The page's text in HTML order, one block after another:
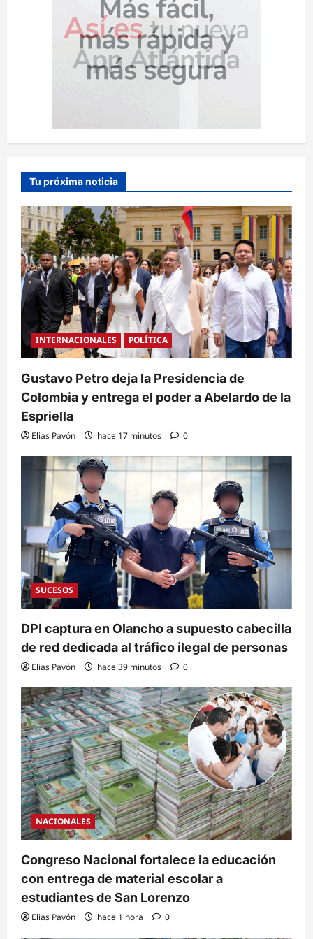
Tu próxima noticia
INTERNACIONALES POLÍTICA
Gustavo Petro deja la Presidencia de
Colombia y entrega el poder a Abelardo de la
Espriella
Elias Pavón hace 17 minutos 0
SUCESOS
DPI captura en Olancho a supuesto cabecilla
de red dedicada al tráfico ilegal de personas
Elias Pavón hace 39 minutos 0
NACIONALES
Congreso Nacional fortalece la educación
con entrega de material escolar a
estudiantes de San Lorenzo
Elias Pavón hace 1 hora 0